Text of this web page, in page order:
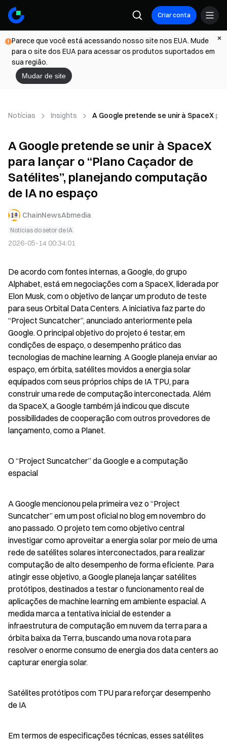
Criar conta
Parece que você está acessando nosso site nos EUA. Mude
para o site dos EUA para acessar os produtos suportados em
sua região.
Mudar de site
Notícias Insights A Google pretende se unir à SpaceX
A Google pretende se unir à SpaceX
para lançar o “Plano Caçador de
Satélites”, planejando computação
de IA no espaço
ChainNewsAbmedia
Notícias do setor de IA
2026-05-14 00:34:01
De acordo com fontes internas, a Google, do grupo
Alphabet, está em negociações com a SpaceX, liderada por
Elon Musk, com o objetivo de lançar um produto de teste
para seus Orbital Data Centers. A iniciativa faz parte do
“Project Suncatcher”, anunciado anteriormente pela
Google. O principal objetivo do projeto é testar, em
condições de espaço, o desempenho prático das
tecnologias de machine learning. A Google planeja enviar ao
espaço, em órbita, satélites movidos a energia solar
equipados com seus próprios chips de IA TPU, para
construir uma rede de computação interconectada. Além
da SpaceX, a Google também já indicou que discute
possibilidades de cooperação com outros provedores de
lançamento, como a Planet.
O “Project Suncatcher” da Google e a computação
espacial
A Google mencionou pela primeira vez o “Project
Suncatcher” em um post oficial no blog em novembro do
ano passado. O projeto tem como objetivo central
investigar como aproveitar a energia solar por meio de uma
rede de satélites solares interconectados, para realizar
computação de alto desempenho de forma eficiente. Para
atingir esse objetivo, a Google planeja lançar satélites
protótipos, destinados a testar o funcionamento real de
aplicações de machine learning em ambiente espacial. A
medida marca a tentativa inicial de estender a
infraestrutura de computação em nuvem da terra para a
órbita baixa da Terra, buscando uma nova rota para
resolver o enorme consumo de energia dos data centers ao
capturar energia solar.
Satélites protótipos com TPU para reforçar desempenho
de IA
Em termos de especificações técnicas, esses satélites